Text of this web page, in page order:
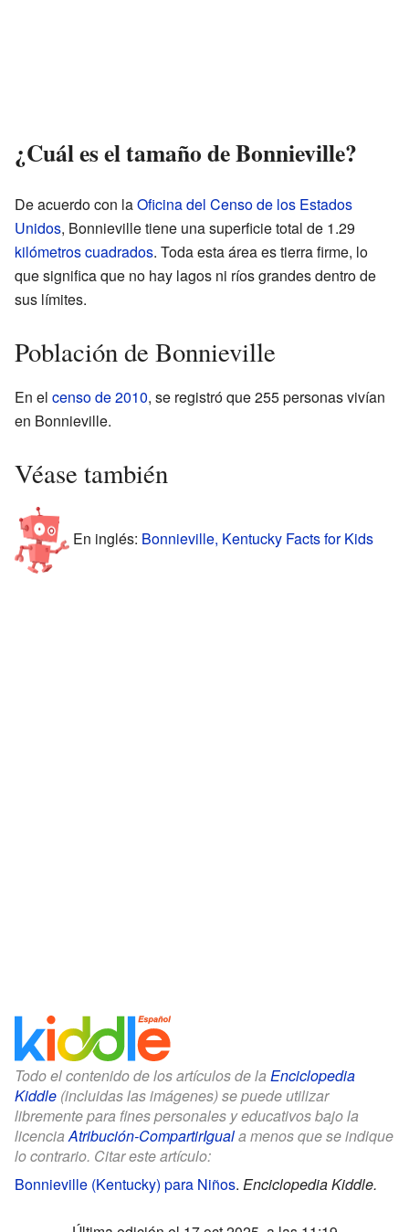
¿Cuál es el tamaño de Bonnieville?
De acuerdo con laOficina del Censo de los Estados
Unidos, Bonnieville tiene una superficie total de 1.29
kilómetros cuadrados. Toda esta área es tierra firme, lo
que significa que no hay lagos ni ríos grandes dentro de
sus límites.
Población de Bonnieville
En el censo de 2010, se registró que 255 personas vivían
en Bonnieville.
Véase también
En inglés: Bonnieville, Kentucky Facts for Kids
Todo el contenido de los artículos de la Enciclopedia
Kiddle (incluidas las imágenes) se puede utilizar
libremente para fines personales y educativos bajo la
licenciaAtribución-CompartirIguala menos que se indique
lo contrario. Citar este artículo:
Bonnieville (Kentucky) para Niños. Enciclopedia Kiddle.